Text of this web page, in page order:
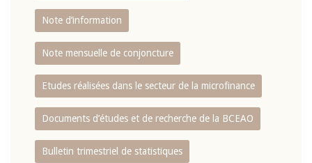
Note d’information
Note mensuelle de conjoncture
Etudes réalisées dans le secteur de la microfinance
Documents d’études et de recherche de la BCEAO
Bulletin trimestriel de statistiques